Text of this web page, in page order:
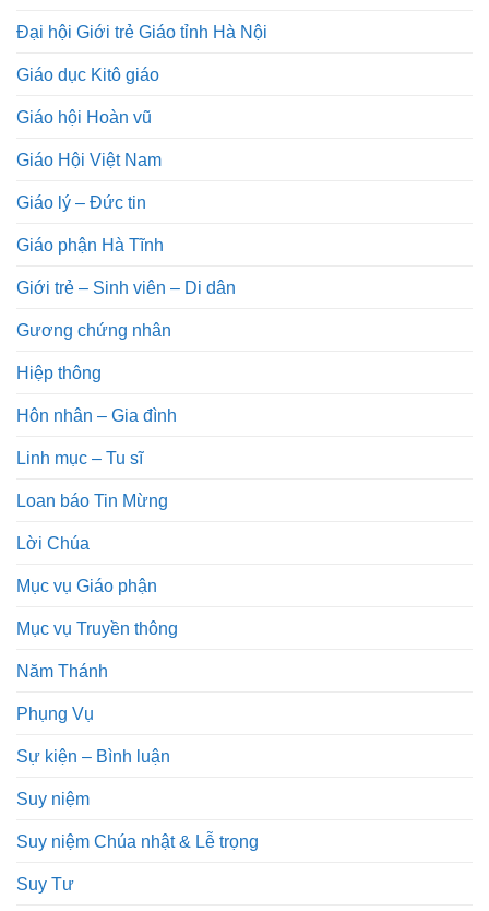
Đại hội Giới trẻ Giáo tỉnh Hà Nội
Giáo dục Kitô giáo
Giáo hội Hoàn vũ
Giáo Hội Việt Nam
Giáo lý – Đức tin
Giáo phận Hà Tĩnh
Giới trẻ – Sinh viên – Di dân
Gương chứng nhân
Hiệp thông
Hôn nhân – Gia đình
Linh mục – Tu sĩ
Loan báo Tin Mừng
Lời Chúa
Mục vụ Giáo phận
Mục vụ Truyền thông
Năm Thánh
Phụng Vụ
Sự kiện – Bình luận
Suy niệm
Suy niệm Chúa nhật & Lễ trọng
Suy Tư